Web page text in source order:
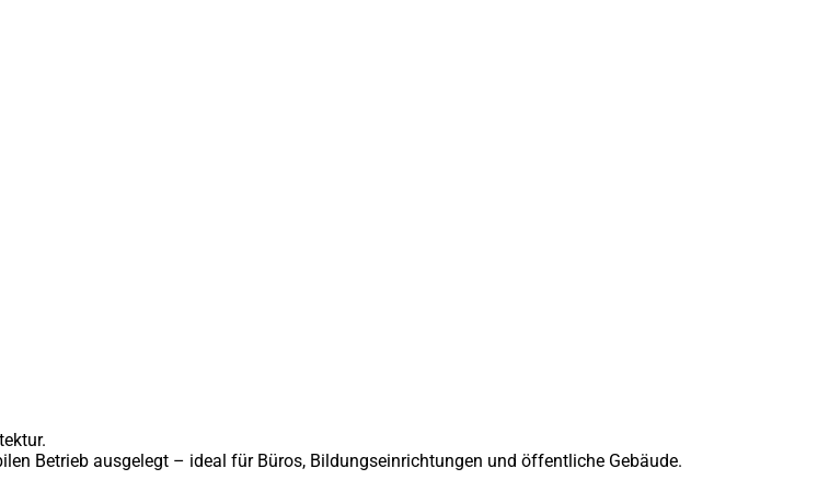
Betrieb ausgelegt – ideal für Büros, Bildungseinrichtungen und öffentliche Gebäude.